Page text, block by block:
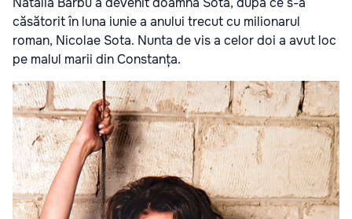
căsătorit în luna iunie a anului trecut cu milionarul
roman, Nicolae Sota. Nunta de vis a celor doi a avut loc
pe malul marii din Constanța.